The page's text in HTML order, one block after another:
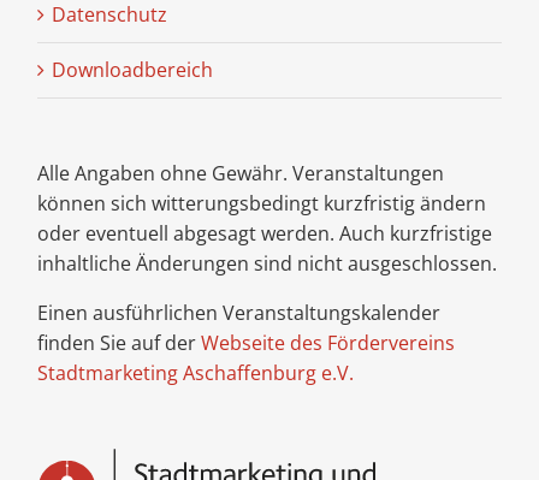
Datenschutz
Downloadbereich
Alle Angaben ohne Gewähr. Veranstaltungen
können sich witterungsbedingt kurzfristig ändern
oder eventuell abgesagt werden. Auch kurzfristige
inhaltliche Änderungen sind nicht ausgeschlossen.
Einen ausführlichen Veranstaltungskalender
finden Sie auf derWebseite des Fördervereins
Stadtmarketing Aschaffenburg e.V.